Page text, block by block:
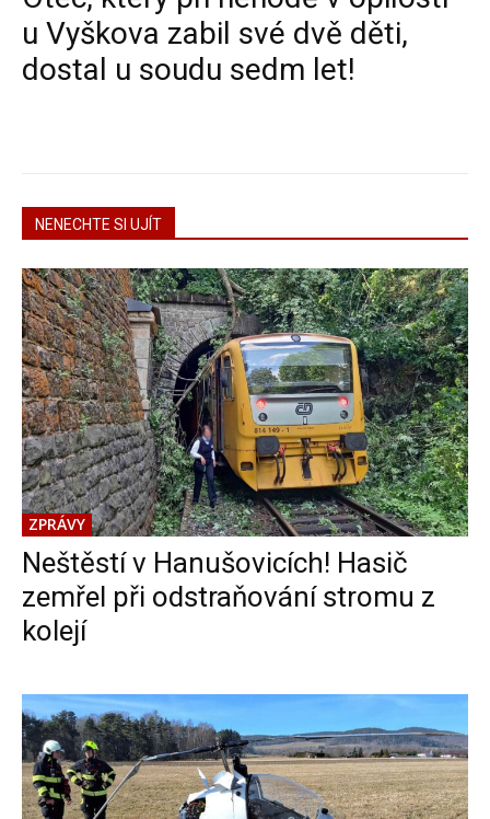
u Vyškova zabil své dvě děti,
dostal u soudu sedm let!
NENECHTE SI UJÍT
ZPRÁVY
Neštěstí v Hanušovicích! Hasič
zemřel při odstraňování stromu z
kolejí